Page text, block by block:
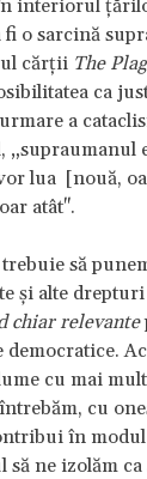
interiorul
o sarcină
cărții The
ca
a
„supraumanul
lua [nouă,
atât".
să
și alte
chiar relevante
democratice.
cu mai
cu
în modul
ne izolăm ca